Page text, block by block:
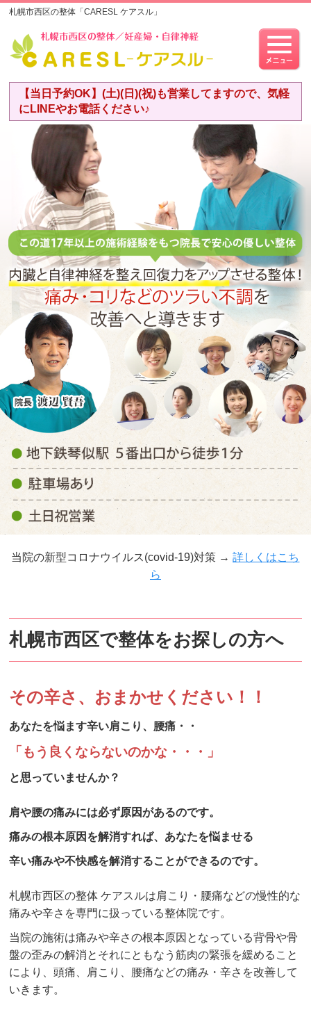
札幌市西区の整体「CARESL ケアスル」
【当日予約OK】(土)(日)(祝)も営業してますので、気軽
にLINEやお電話ください♪
当院の新型コロナウイルス(covid-19)対策 →詳しくはこち
ら
札幌市西区で整体をお探しの方へ
その辛さ、おまかせください！！
あなたを悩ます辛い肩こり、腰痛・・
「もう良くならないのかな・・・」
と思っていませんか？
肩や腰の痛みには必ず原因があるのです。
痛みの根本原因を解消すれば、あなたを悩ませる
辛い痛みや不快感を解消することができるのです。
札幌市西区の整体 ケアスルは肩こり・腰痛などの慢性的な
痛みや辛さを専門に扱っている整体院です。
当院の施術は痛みや辛さの根本原因となっている背骨や骨
盤の歪みの解消とそれにともなう筋肉の緊張を緩めること
により、頭痛、肩こり、腰痛などの痛み・辛さを改善して
いきます。